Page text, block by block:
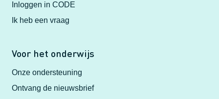
Inloggen in CODE
Ik heb een vraag
Voor het onderwijs
Onze ondersteuning
Ontvang de nieuwsbrief